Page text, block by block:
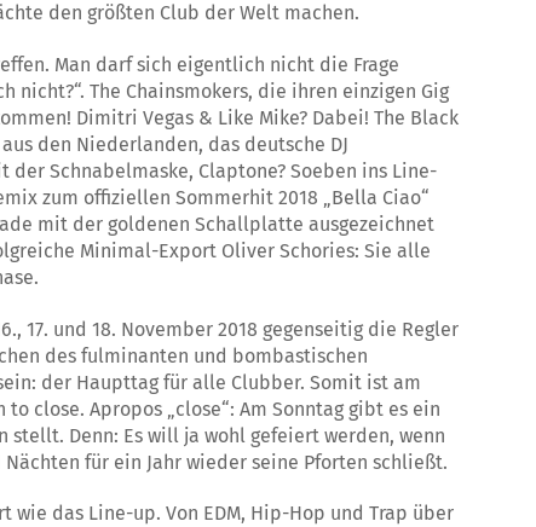
den größten Club der Welt machen.
Man darf sich eigentlich nicht die Frage
nicht?“. The Chainsmokers, die ihren einzigen Gig
Dimitri Vegas & Like Mike? Dabei! The Black
den Niederlanden, das deutsche DJ
der Schnabelmaske, Claptone? Soeben ins Line-
zum offiziellen Sommerhit 2018 „Bella Ciao“
mit der goldenen Schallplatte ausgezeichnet
Minimal-Export Oliver Schories: Sie alle
17. und 18. November 2018 gegenseitig die Regler
des fulminanten und bombastischen
der Haupttag für alle Clubber. Somit ist am
close. Apropos „close“: Am Sonntag gibt es ein
stellt. Denn: Es will ja wohl gefeiert werden, wenn
für ein Jahr wieder seine Pforten schließt.
das Line-up. Von EDM, Hip-Hop und Trap über